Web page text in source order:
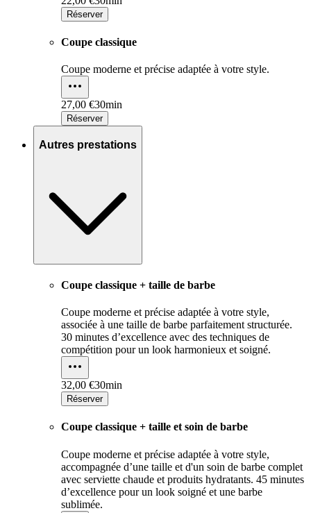
Réserver
Coupe classique
Coupe moderne et précise adaptée à votre style.
27,00 €30min
Réserver
Autres prestations
Coupe classique + taille de barbe
Coupe moderne et précise adaptée à votre style,
associée à une taille de barbe parfaitement structurée.
30 minutes d’excellence avec des techniques de
compétition pour un look harmonieux et soigné.
32,00 €30min
Réserver
Coupe classique + taille et soin de barbe
Coupe moderne et précise adaptée à votre style,
accompagnée d’une taille et d'un soin de barbe complet
avec serviette chaude et produits hydratants. 45 minutes
d’excellence pour un look soigné et une barbe
sublimée.